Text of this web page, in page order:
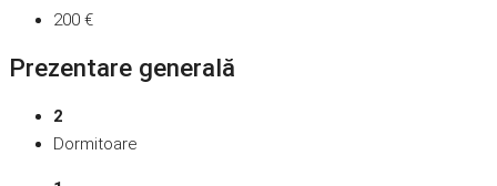
200 €
Prezentare generală
2
Dormitoare